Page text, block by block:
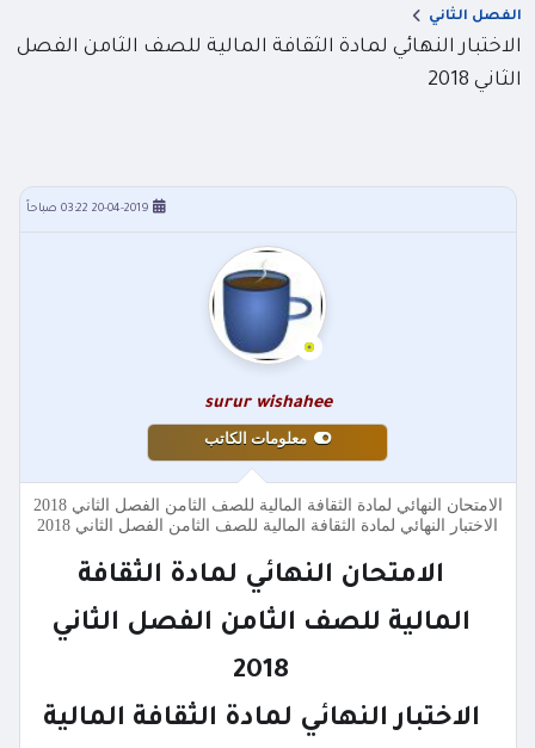
الفصل الثاني
الاختبار النهائي لمادة الثقافة المالية للصف الثامن الفصل
الثاني 2018
20-04-2019 03:22 صباحاً
surur wishahee
معلومات الكاتب
الامتحان النهائي لمادة الثقافة المالية للصف الثامن الفصل الثاني 2018
الاختبار النهائي لمادة الثقافة المالية للصف الثامن الفصل الثاني 2018
الامتحان النهائي لمادة الثقافة
المالية للصف الثامن الفصل الثاني
2018
الاختبار النهائي لمادة الثقافة المالية